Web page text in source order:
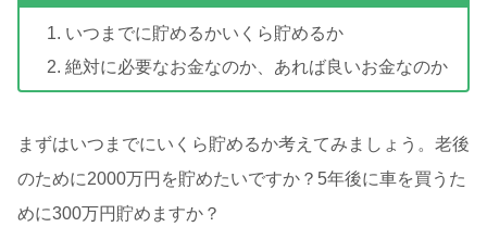
いつまでに貯めるかいくら貯めるか
絶対に必要なお金なのか、あれば良いお金なのか
まずはいつまでにいくら貯めるか考えてみましょう。老後
のために2000万円を貯めたいですか？5年後に車を買うた
めに300万円貯めますか？